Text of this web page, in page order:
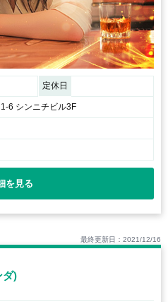
定休日
6 シンニチビル3F
を見る
最終更新日：2021/12/16
ダ)